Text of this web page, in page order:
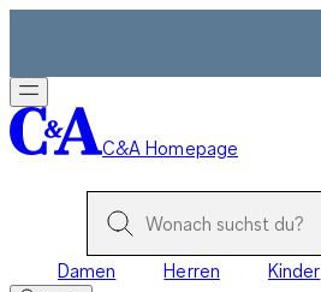
C&A Homepage
Damen Herren Kinder